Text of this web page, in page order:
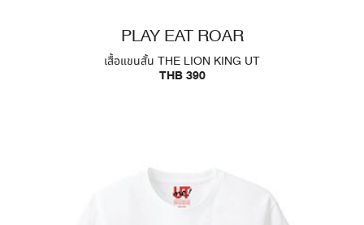
PLAY EAT ROAR
เสื้อแขนสั้น THE LION KING UT
THB 390